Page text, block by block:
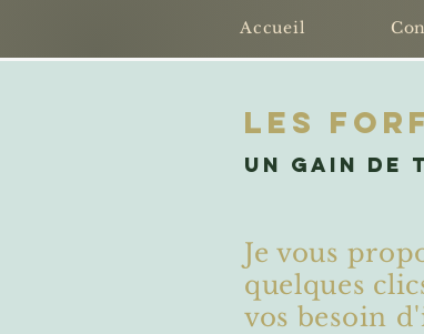
Accueil
Un gain de
Les
Je vous
quelques
vos besoin